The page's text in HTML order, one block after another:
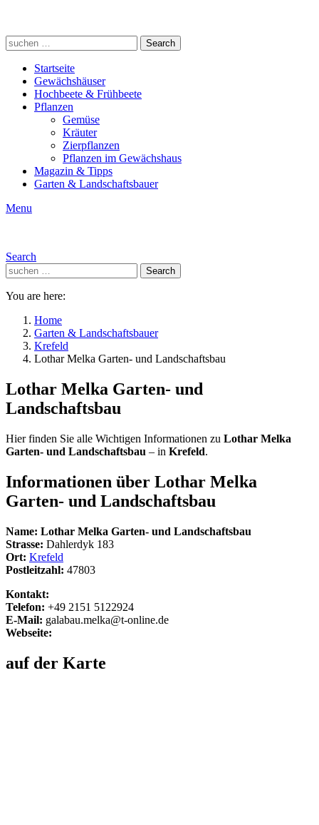
Search
for:
Search
Startseite
Gewächshäuser
Hochbeete & Frühbeete
Pflanzen
Gemüse
Kräuter
Zierpflanzen
Pflanzen im Gewächshaus
Magazin & Tipps
Garten & Landschaftsbauer
Menu
Search
Search
for:
Search
You are here:
Home
Garten & Landschaftsbauer
Krefeld
Lothar Melka Garten- und Landschaftsbau
Lothar Melka Garten- und
Landschaftsbau
Hier finden Sie alle Wichtigen Informationen zu Lothar Melka
Garten- und Landschaftsbau – in Krefeld.
Informationen über Lothar Melka
Garten- und Landschaftsbau
Name: Lothar Melka Garten- und Landschaftsbau
Strasse: Dahlerdyk 183
Ort: Krefeld
Postleitzahl: 47803
Kontakt:
Telefon: +49 2151 5122924
E-Mail: galabau.melka@t-online.de
Webseite:
auf der Karte